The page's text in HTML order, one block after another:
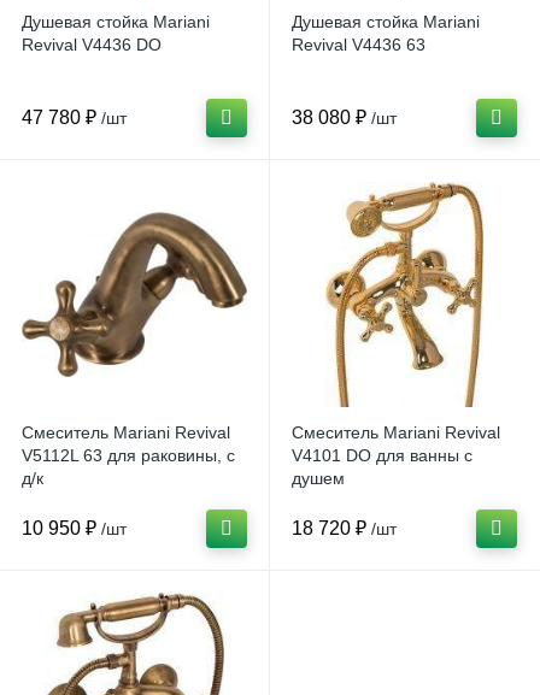
Душевая стойка Mariani
Revival V4436 DO
47 780 ₽ /шт
Душевая стойка Mariani
Revival V4436 63
38 080 ₽ /шт
Смеситель Mariani Revival
V5112L 63 для раковины, с
д/к
10 950 ₽ /шт
Смеситель Mariani Revival
V4101 DO для ванны с
душем
18 720 ₽ /шт